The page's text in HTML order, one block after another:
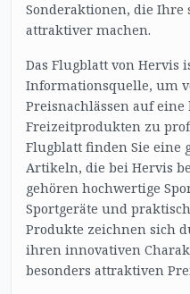
Sonderaktionen, die
attraktiver machen.
Das Flugblatt von Hervis
Informationsquelle, um
Preisnachlässen auf
Freizeitprodukten zu
Flugblatt finden Sie eine
Artikeln, die bei Hervis
gehören hochwertige
Sportgeräte und
Produkte zeichnen sich
ihren innovativen
besonders attraktiven